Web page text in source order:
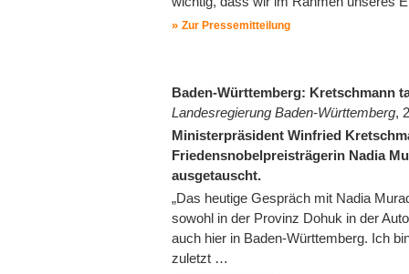
Zur Pressemitteilung
Baden-Württemberg: Kretschmann
Landesregierung Baden-Württemberg,
Ministerpräsident Winfried
Friedensnobelpreisträgerin Nadia
ausgetauscht.
„Das heutige Gespräch mit Nadia
sowohl in der Provinz Dohuk in der
auch hier in Baden-Württemberg. Ich
zuletzt …